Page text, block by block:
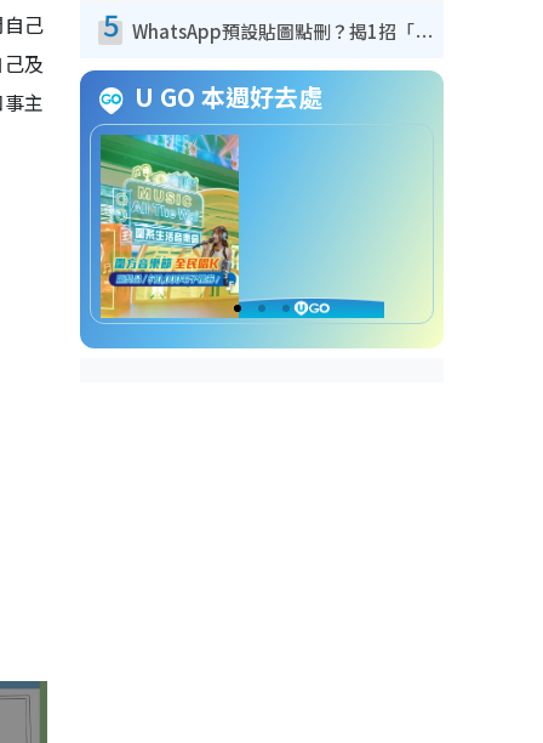
己
及
主
5 WhatsApp預設貼圖點刪？揭1招「反向操作」還原簡潔介面 附3步實測教學
U GO 本週好去處